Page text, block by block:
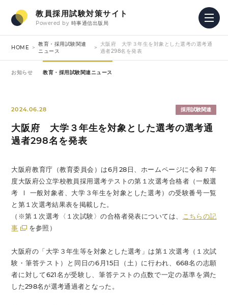
教員採用試験対策サイト
Powered by 時事通信出版局
HOME
教育・採用試験関連
ニュース
大阪府 大学３年生を対象とした選考の選考通
過者298名を発表
お知らせ 教育・採用試験関連ニュース
2024.06.28 採用試験関連
大阪府 大学３年生を対象とした選考の選考通
過者298名を発表
大阪府教育庁（教育委員会）は6月28日、ホームページに令和７年
度大阪府公立学校教員採用選考テストの第１次選考合格者（一般選
考 Ⅰ 一般対象者、大学３年生を対象とした選考）の受験番号一覧
と第１次選考結果表を掲載した。
（※第１次選考〈１次試験〉の合格者発表については、
こちらの記
事
を参照）
大阪府の「大学３年生等を対象とした選考」は第１次選考（１次試
験・筆答テスト）と同日の6月15日（土）に行われ、668名の志願
者に対して621名が受験し、筆答テストの点数で一定の基準を満た
した298名が選考通過者となった。